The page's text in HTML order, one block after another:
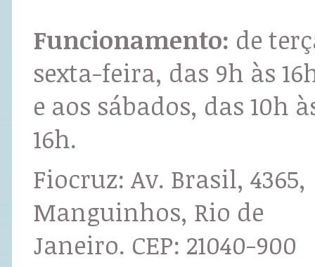
Funcionamento: de
sexta-feira, das 9h às
e aos sábados, das 10h
16h.
Fiocruz: Av. Brasil, 4365,
Manguinhos, Rio de
Janeiro. CEP: 21040-900